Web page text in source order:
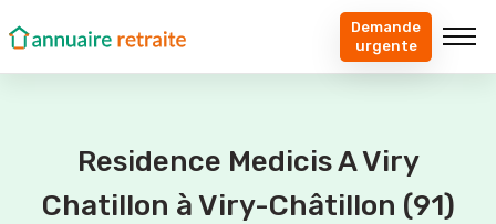
Demande
urgente
Residence Medicis A Viry
Chatillon à Viry-Châtillon (91)